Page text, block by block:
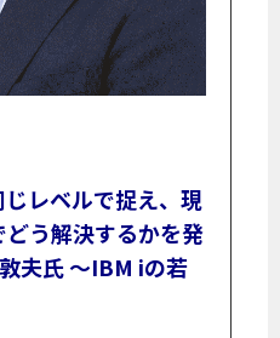
レベルで捉え、現
う解決するかを発
夫氏 ～IBM iの若